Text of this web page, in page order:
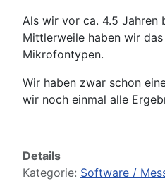
Als wir vor ca. 4.5 Jahren
Mittlerweile haben wir
Mikrofontypen.
Wir haben zwar schon
wir noch einmal alle
Details
Kategorie: Software /